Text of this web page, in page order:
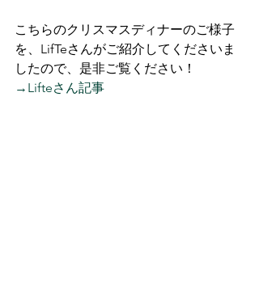
こちらのクリスマスディナーのご様子
を、LifTeさんがご紹介してくださいま
したので、是非ご覧ください！
→Lifteさん記事